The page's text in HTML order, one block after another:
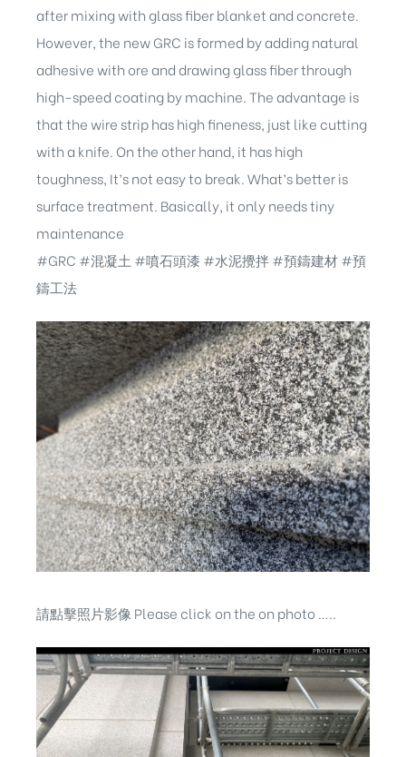
after mixing with glass fiber blanket and concrete.
However, the new GRC is formed by adding natural
adhesive with ore and drawing glass fiber through
high-speed coating by machine. The advantage is
that the wire strip has high fineness, just like cutting
with a knife. On the other hand, it has high
toughness, It’s not easy to break. What’s better is
surface treatment. Basically, it only needs tiny
maintenance
#GRC #混凝土 #噴石頭漆 #水泥攪拌 #預鑄建材 #預
鑄工法
請點擊照片影像 Please click on the on photo …..